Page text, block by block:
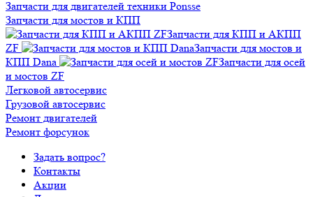
Запчасти для двигателей техники Ponsse
Запчасти для мостов и КПП
Запчасти для КПП и АКПП
ZF
Запчасти для мостов и
КПП Dana
Запчасти для осей
и мостов ZF
Легковой автосервис
Грузовой автосервис
Ремонт двигателей
Ремонт форсунок
Задать вопрос?
Контакты
Акции